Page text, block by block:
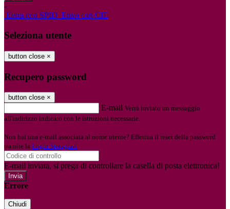
-
Entra con SPID Entra con CIE
Seleziona utente
button close ×
Recupero password
button close ×
E-mail Verrà inviato un messaggio
all'indirizzo indicato con le istruzioni necessarie.
Non hai una e-mail associata al nome utente? Effettua il reset della password
tramite la Login Spaggiari
E-mail inviata, si prega di controllare la casella di posta elettronica!
Errore
Chiudi